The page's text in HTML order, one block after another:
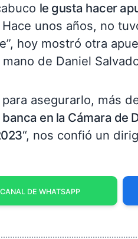
le gusta hacer
Hace unos años, no
hoy mostró otra
de Daniel
asegurarlo, más
en la Cámara de
“, nos confió un
DE WHATSAPP